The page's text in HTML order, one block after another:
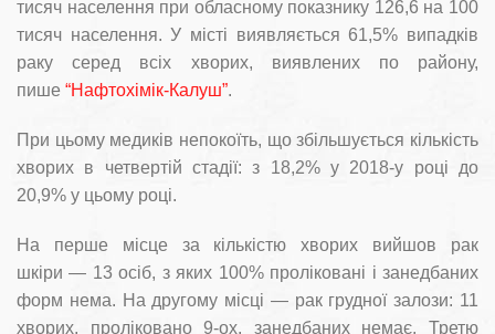
тисяч населення при обласному показнику 126,6 на 100
тисяч населення. У місті виявляється 61,5% випадків
раку серед всіх хворих, виявлених по району,
пише “Нафтохімік-Калуш”.
При цьому медиків непокоїть, що збільшується кількість
хворих в четвертій стадії: з 18,2% у 2018-у році до
20,9% у цьому році.
На перше місце за кількістю хворих вийшов рак
шкіри — 13 осіб, з яких 100% проліковані і занедбаних
форм нема. На другому місці — рак грудної залози: 11
хворих, проліковано 9-ох, занедбаних немає. Третю